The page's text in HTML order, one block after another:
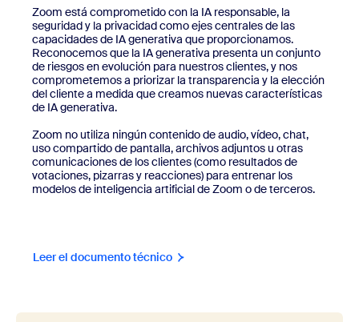
Zoom está comprometido con la IA responsable, la
seguridad y la privacidad como ejes centrales de las
capacidades de IA generativa que proporcionamos.
Reconocemos que la IA generativa presenta un conjunto
de riesgos en evolución para nuestros clientes, y nos
comprometemos a priorizar la transparencia y la elección
del cliente a medida que creamos nuevas características
de IA generativa.
Zoom no utiliza ningún contenido de audio, vídeo, chat,
uso compartido de pantalla, archivos adjuntos u otras
comunicaciones de los clientes (como resultados de
votaciones, pizarras y reacciones) para entrenar los
modelos de inteligencia artificial de Zoom o de terceros.
Leer el documento técnico